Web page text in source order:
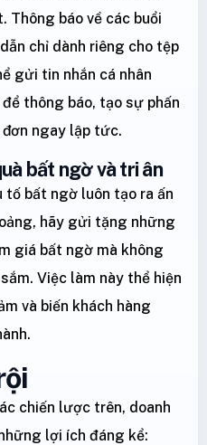
Thông báo về các buổi
chỉ dành riêng cho tệp
gửi tin nhắn cá nhân
thông báo, tạo sự phấn
ngay lập tức.
bất ngờ và tri ân
tố bất ngờ luôn tạo ra ấn
hãy gửi tặng những
giá bất ngờ mà không
Việc làm này thể hiện
và biến khách hàng
chiến lược trên, doanh
lợi ích đáng kể: